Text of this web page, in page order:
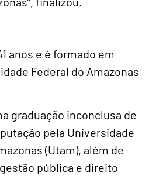
anos e é formado em
Federal do Amazonas
graduação inconclusa de
pela Universidade
(Utam), além de
pública e direito